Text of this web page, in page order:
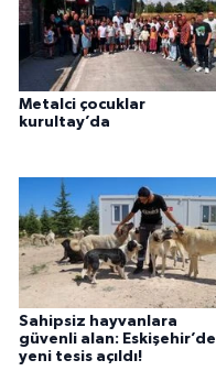
Metalci çocuklar
kurultay’da
Sahipsiz hayvanlara
güvenli alan: Eskişehir’de
yeni tesis açıldı!